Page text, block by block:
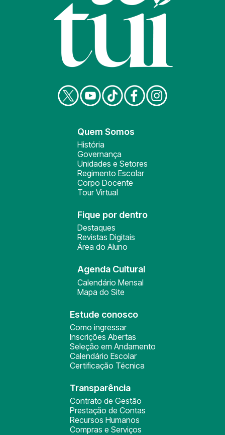
Quem Somos
História
Governança
Unidades e Setores
Regimento Escolar
Corpo Docente
Tour Virtual
Fique por dentro
Destaques
Revistas Digitais
Área do Aluno
Agenda Cultural
Calendário Mensal
Mapa do Site
Estude conosco
Como ingressar
Inscrições Abertas
Seleção em Andamento
Calendário Escolar
Certificação Técnica
Transparência
Contrato de Gestão
Prestação de Contas
Recursos Humanos
Compras e Serviços